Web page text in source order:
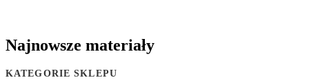
Najnowsze materiały
KATEGORIE SKLEPU